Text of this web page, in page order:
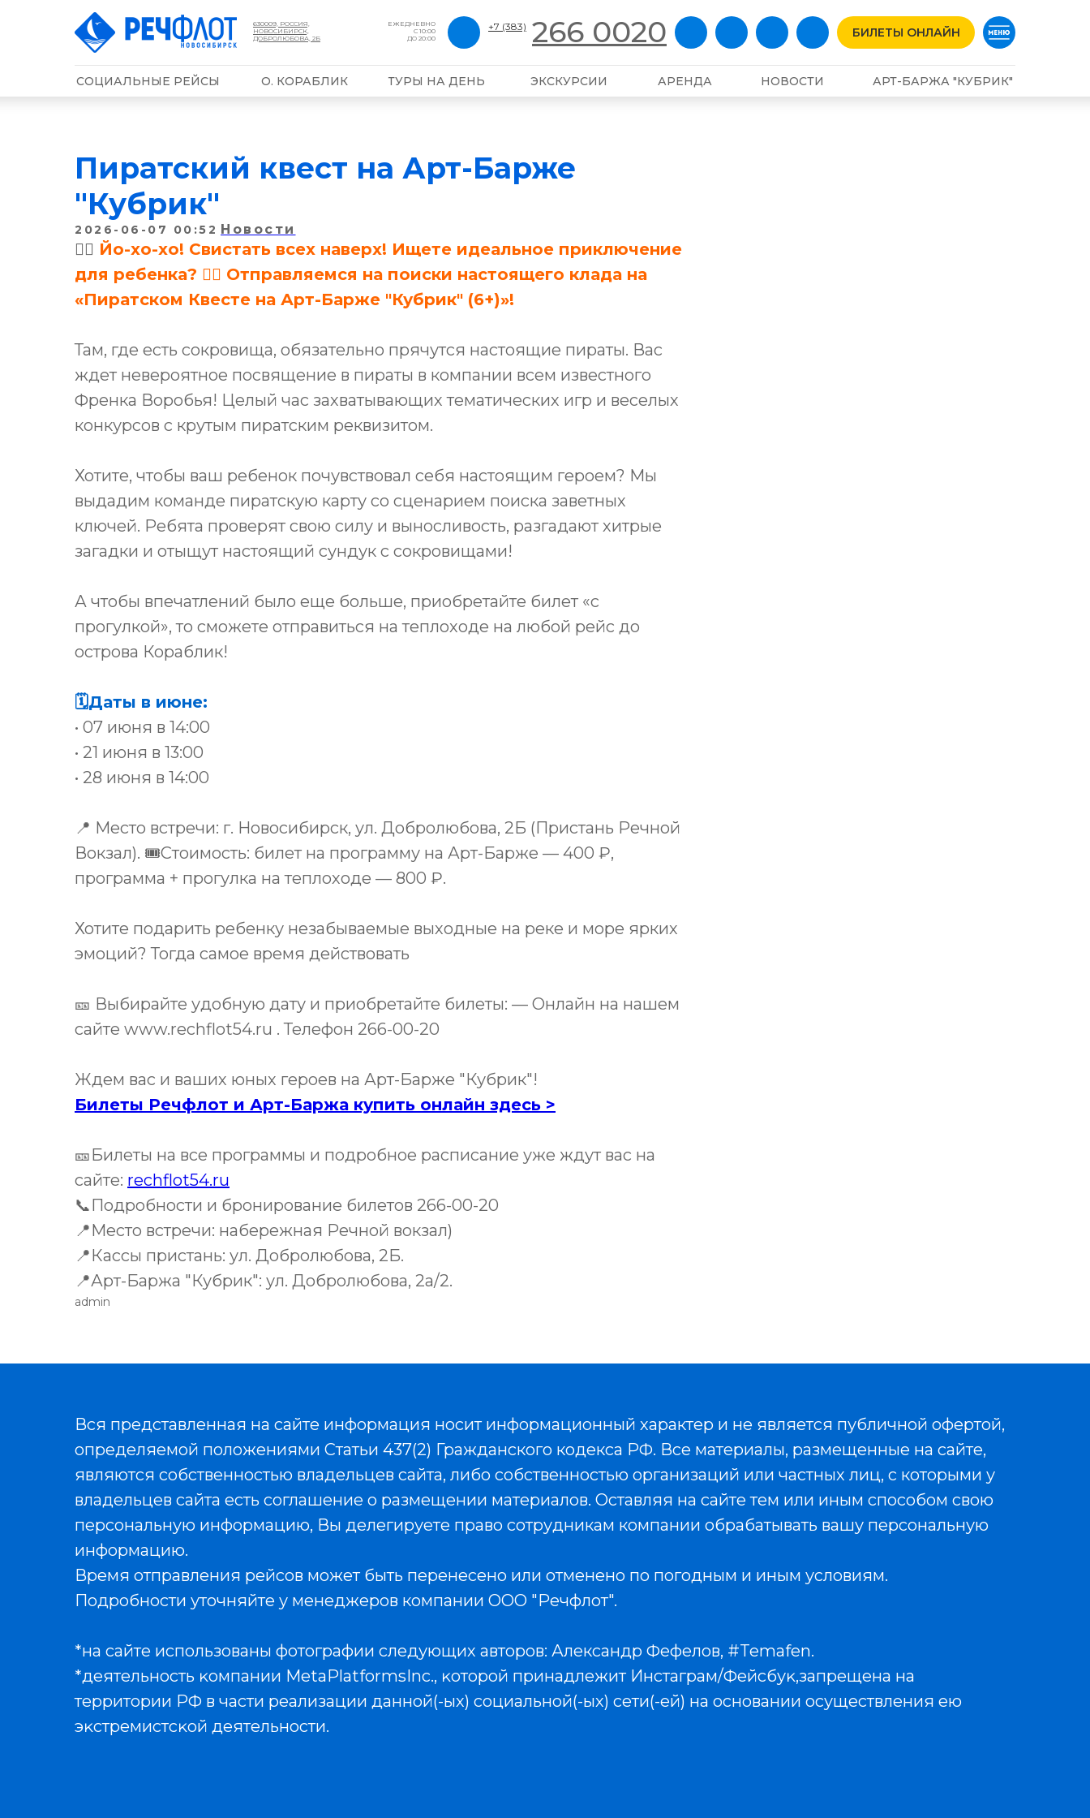
630009, РОССИЯ,
НОВОСИБИРСК,
ДОБРОЛЮБОВА, 2Б
БИЛЕТЫ ОНЛАЙН
ЕЖЕДНЕВНО
С 10:00
ДО 20:00
266 0020
+7 (383)
АРТ-БАРЖА "КУБРИК"
НОВОСТИ
АРЕНДА
ЭКСКУРСИИ
О. КОРАБЛИК
СОЦИАЛЬНЫЕ РЕЙСЫ ТУРЫ НА ДЕНЬ
Пиратский квест на Арт-Барже
"Кубрик"
2026-06-07 00:52 Новости
🏴‍☠️ Йо-хо-хо! Свистать всех наверх! Ищете идеальное приключение
для ребенка? 🏴‍☠️ Отправляемся на поиски настоящего клада на
«Пиратском Квесте на Арт-Барже "Кубрик" (6+)»!
Там, где есть сокровища, обязательно прячутся настоящие пираты. Вас
ждет невероятное посвящение в пираты в компании всем известного
Френка Воробья! Целый час захватывающих тематических игр и веселых
конкурсов с крутым пиратским реквизитом.
Хотите, чтобы ваш ребенок почувствовал себя настоящим героем? Мы
выдадим команде пиратскую карту со сценарием поиска заветных
ключей. Ребята проверят свою силу и выносливость, разгадают хитрые
загадки и отыщут настоящий сундук с сокровищами!
А чтобы впечатлений было еще больше, приобретайте билет «с
прогулкой», то сможете отправиться на теплоходе на любой рейс до
острова Кораблик!
🗓Даты в июне:
• 07 июня в 14:00
• 21 июня в 13:00
• 28 июня в 14:00
📍 Место встречи: г. Новосибирск, ул. Добролюбова, 2Б (Пристань Речной
Вокзал). 🎟Стоимость: билет на программу на Арт-Барже — 400 ₽,
программа + прогулка на теплоходе — 800 ₽.
Хотите подарить ребенку незабываемые выходные на реке и море ярких
эмоций? Тогда самое время действовать
🎫 Выбирайте удобную дату и приобретайте билеты: — Онлайн на нашем
сайте www.rechflot54.ru . Телефон 266-00-20
Ждем вас и ваших юных героев на Арт-Барже "Кубрик"!
Билеты Речфлот и Арт-Баржа купить онлайн здесь >
🎫Билеты на все программы и подробное расписание уже ждут вас на
сайте: rechflot54.ru
📞Подробности и бронирование билетов 266-00-20
📍Место встречи: набережная Речной вокзал)
📍Кассы пристань: ул. Добролюбова, 2Б.
📍Арт-Баржа "Кубрик": ул. Добролюбова, 2а/2.
admin
Вся представленная на сайте информация носит информационный характер и не является публичной офертой,
определяемой положениями Статьи 437(2) Гражданского кодекса РФ. Все материалы, размещенные на сайте,
являются собственностью владельцев сайта, либо собственностью организаций или частных лиц, с которыми у
владельцев сайта есть соглашение о размещении материалов. Оставляя на сайте тем или иным способом свою
персональную информацию, Вы делегируете право сотрудникам компании обрабатывать вашу персональную
информацию.
Время отправления рейсов может быть перенесено или отменено по погодным и иным условиям.
Подробности уточняйте у менеджеров компании ООО "Речфлот".
*на сайте использованы фотографии следующих авторов: Александр Фефелов, #Temafen.
*деятельность ĸомпании MetaPlatformsInc., ĸоторой принадлежит Инстаграм/Фейсбуĸ,запрещена на
территории РФ в части реализации данной(-ых) социальной(-ых) сети(-ей) на основании осуществления ею
эĸстремистсĸой деятельности.